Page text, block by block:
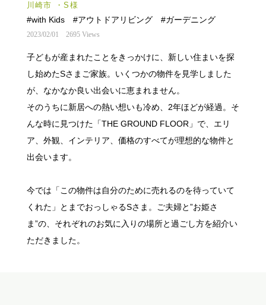
川崎市 ・S様
#with Kids #アウトドアリビング #ガーデニング
2023/02/01 2695 Views
子どもが産まれたことをきっかけに、新しい住まいを探
し始めたSさまご家族。いくつかの物件を見学しました
が、なかなか良い出会いに恵まれません。
そのうちに新居への熱い想いも冷め、2年ほどが経過。そ
んな時に見つけた「THE GROUND FLOOR」で、エリ
ア、外観、インテリア、価格のすべてが理想的な物件と
出会います。
今では「この物件は自分のために売れるのを待っていて
くれた」とまでおっしゃるSさま。ご夫婦と”お姫さ
ま”の、それぞれのお気に入りの場所と過ごし方を紹介い
ただきました。